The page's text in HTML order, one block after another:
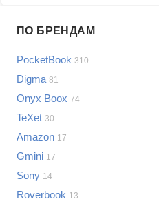
LG
Sony
Bosch
Asus
Lenovo
Apple
Indesit
Показать еще
Проблемы по категориям
ПО БРЕНДАМ
PocketBook 310
Digma 81
Onyx Boox 74
TeXet 30
Amazon 17
Gmini 17
Sony 14
Roverbook 13